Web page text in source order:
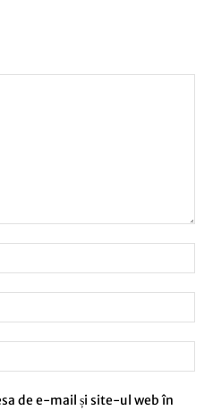
de e-mail și site-ul web în